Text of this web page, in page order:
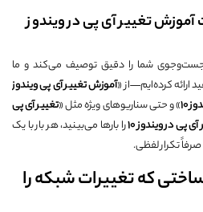
آموزش تغییر آی پی در ویندوز
شما را دقیق توصیف می‌کند و ما
کرده‌ایم—از «آموزش تغییر آی پی ویندوز
10 » و حتی سناریوهای ویژه مثل «تغییر آی پی
پی در ویندوز 10 را بارها می‌بینید، هر بار با یک
تکرار لفظی.
که تغییرات شبکه را